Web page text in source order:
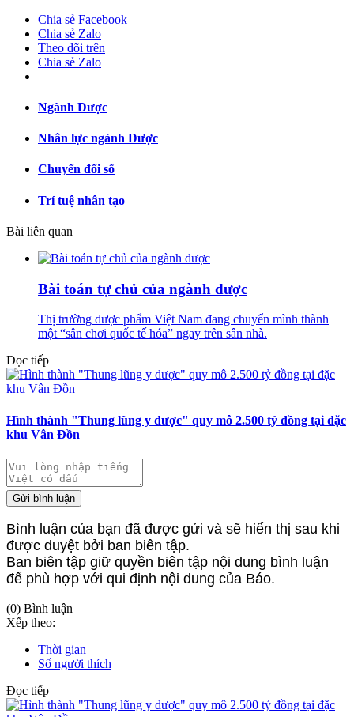
Chia sẻ Facebook
Chia sẻ Zalo
Theo dõi trên
Chia sẻ Zalo
Ngành Dược
Nhân lực ngành Dược
Chuyển đổi số
Trí tuệ nhân tạo
Bài liên quan
Bài toán tự chủ của ngành dược
Thị trường dược phẩm Việt Nam đang chuyển mình thành
một “sân chơi quốc tế hóa” ngay trên sân nhà.
Đọc tiếp
Hình thành "Thung lũng y dược" quy mô 2.500 tỷ đồng tại đặc
khu Vân Đồn
Gửi bình luận
Bình luận của bạn đã được gửi và sẽ hiển thị sau khi
được duyệt bởi ban biên tập.
Ban biên tập giữ quyền biên tập nội dung bình luận
để phù hợp với qui định nội dung của Báo.
(0) Bình luận
Xếp theo:
Thời gian
Số người thích
Đọc tiếp